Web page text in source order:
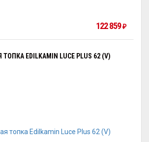
122 859 ₽
EDILKAMIN LUCE PLUS 62 (V)